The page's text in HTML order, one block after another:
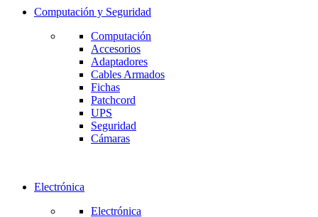
Computación y Seguridad
Computación
Accesorios
Adaptadores
Cables Armados
Fichas
Patchcord
UPS
Seguridad
Cámaras
Electrónica
Electrónica